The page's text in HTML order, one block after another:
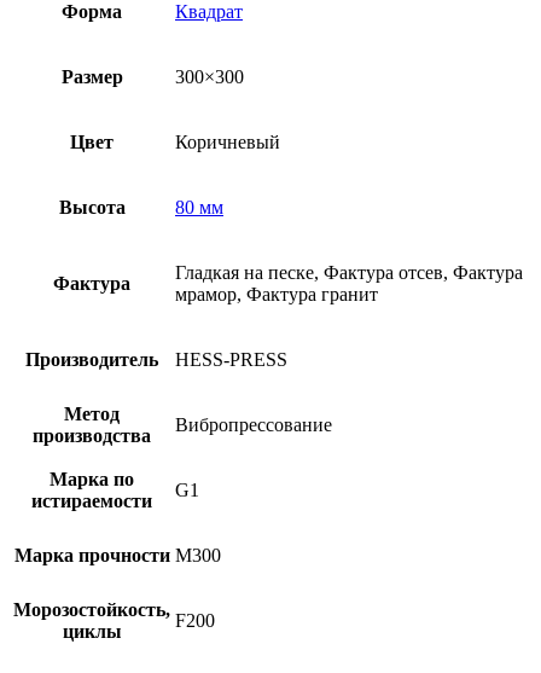
Форма Квадрат
Размер 300×300
Цвет Коричневый
Высота 80 мм
Фактура
Гладкая на песке, Фактура отсев, Фактура
мрамор, Фактура гранит
Производитель HESS-PRESS
Метод
производства
Вибропрессование
Марка по
истираемости
G1
Марка прочности М300
Морозостойкость,
циклы
F200